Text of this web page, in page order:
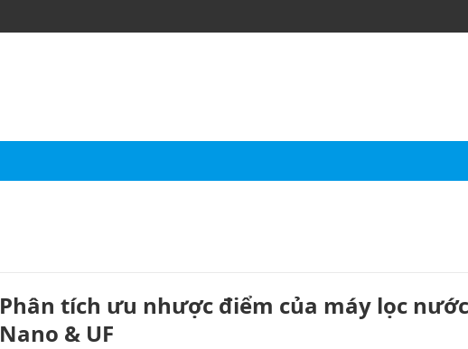
Phân tích ưu nhược điểm của máy lọc nước
Nano & UF